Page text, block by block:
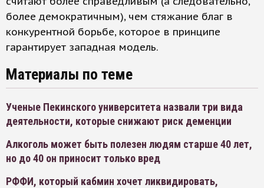
более демократичным), чем стяжание благ в
конкурентной борьбе, которое в принципе
гарантирует западная модель.
Материалы по теме
Ученые Пекинского университета назвали три вида
деятельности, которые снижают риск деменции
Алкоголь может быть полезен людям старше 40 лет,
но до 40 он приносит только вред
РФФИ, который кабмин хочет ликвидировать,